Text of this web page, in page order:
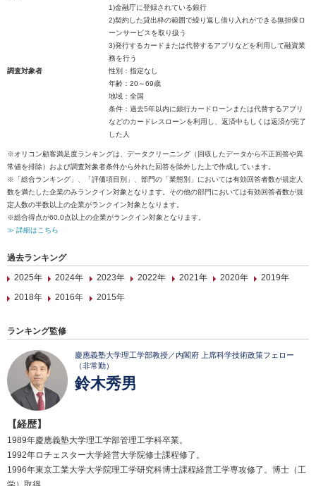
1)金融庁に登録されている銀行
2)契約した貸出枠の範囲で繰り返し借り入れができる無担保ロ
ーンサービスを取り扱う
3)発行するカードまたは代替するアプリなどを利用して融資業
務を行う
調査対象者
性別：指定なし
年齢：20～69歳
地域：全国
条件：過去5年以内に銀行カードローンまたは代替するアプリ
などのカードレスローンを利用し、返済中もしくは返済が完了
した人
※オリコン顧客満足度ランキングは、データクリーニング（回収したデータから不正回答や異
常値を排除）および調査対象者条件から外れた回答を除外した上で作成しています。
※「総合ランキング」、「評価項目別」、部門の「業態別」においては有効回答者数が規定人
数を満たした企業のみランクイン対象となります。その他の部門においては有効回答者数が規
定人数の半数以上の企業がランクイン対象となります。
※総合得点が60.0点以上の企業がランクイン対象となります。
≫ 詳細はこちら
過去ランキング
2025年
2024年 2023年 2022年 2021年 2020年
2019年
2018年
2016年 2015年
ランキング監修
慶應義塾大学理工学部教授／内閣府 上席科学技術政策フェロー
（非常勤）
鈴木秀男
【経歴】
1989年慶應義塾大学理工学部管理工学科卒業。
1992年ロチェスター大学経営大学院修士課程修了。
1996年東京工業大学大学院理工学研究科博士課程経営工学専攻修了。博士（工